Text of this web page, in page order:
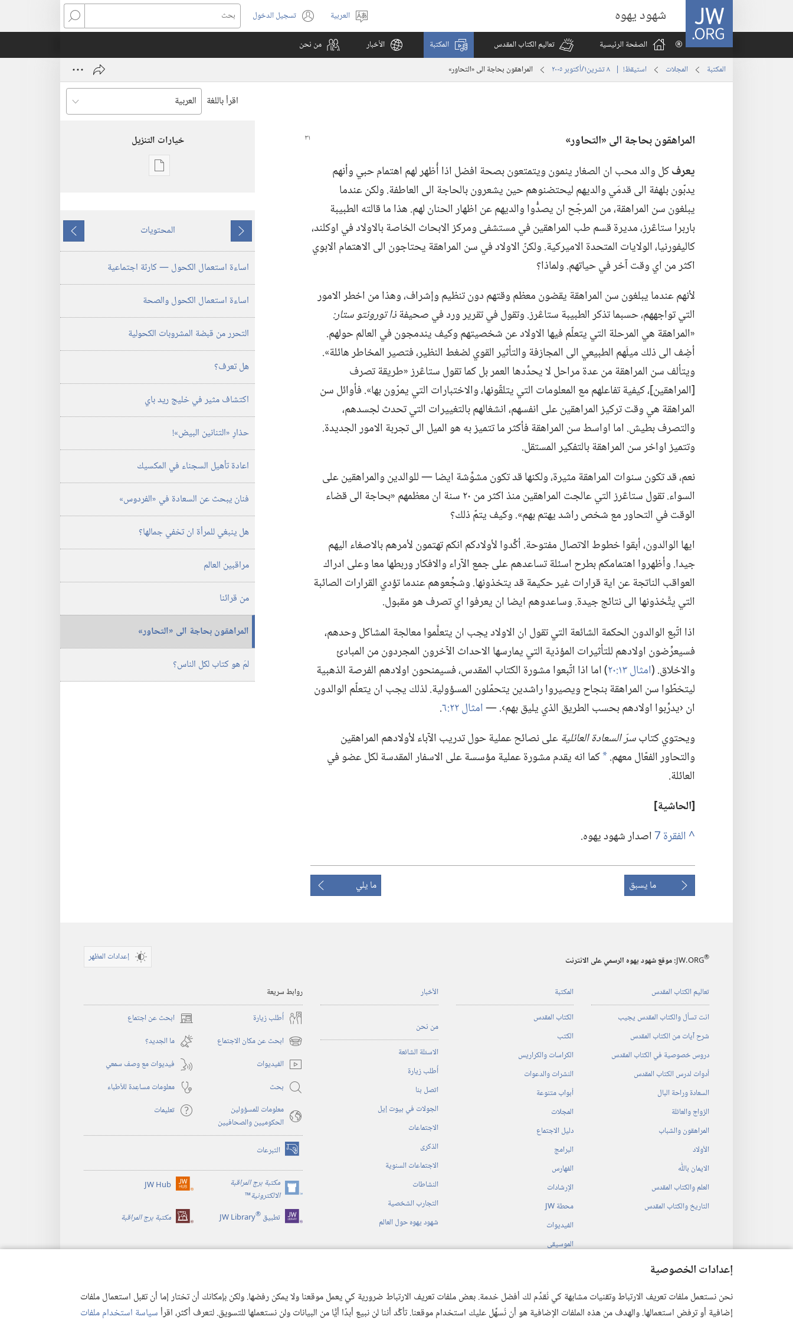
إعدادات الخصوصية
نحن نستعمل ملفات تعريف الارتباط وتقنيات مشابهة كي نُقدِّم لك أفضل خدمة. بعض ملفات تعريف الارتباط ضرورية كي يعمل موقعنا ولا يمكن رفضها. ولكن بإمكانك أن تختار إما أن تقبل استعمال ملفات
إضافية أو ترفض استعمالها. والهدف من هذه الملفات الإضافية هو أن نُسهِّل عليك استخدام موقعنا. تأكَّد أننا لن نبيع أبدًا أيًّا من البيانات ولن نستعملها للتسويق. لتعرف أكثر، اقرأسياسة استخدام ملفات
JW.ORG شهود يهوه
اختر
اللغة
العربية تسجيل الدخول
(يفتح
نافذة
بحث
الصفحة الرئيسية
تعاليم الكتاب المقدس المكتبة الأخبار من نحن
المكتبة المجلات استيقظ‏!‏ | ‏‎ ٨‏ ‏‎تشرين١/أكتوبر‏ ‎٢٠٠٥ المراهقون بحاجة الى «التحاور»‏
اقرأ باللغة
المراهقون بحاجة الى «التحاور»‏
يعرفكل والد محب ان الصغار ينمون ويتمتعون بصحة افضل اذا أُظهر لهم اهتمام حبي وأنهم
يدبّون بلهفة الى قدمَي والديهم ليحتضنوهم حين يشعرون بالحاجة الى العاطفة.‏ ولكن عندما
يبلغون سن المراهقة،‏ من المرجّح ان يصدُّوا والديهم عن اظهار الحنان لهم.‏ هذا ما قالته الطبيبة
باربرا ستاڠرز،‏ مديرة قسم طب المراهقين في مستشفى ومركز الابحاث الخاصة بالاولاد في اوكلند،‏
كاليفورنيا،‏ الولايات المتحدة الاميركية.‏ ولكنّ الاولاد في سن المراهقة يحتاجون الى الاهتمام الابوي
اكثر من اي وقت آخر في حياتهم.‏ ولماذا؟‏
لأنهم عندما يبلغون سن المراهقة يقضون معظم وقتهم دون تنظيم وإشراف،‏ وهذا من اخطر الامور
التي تواجههم،‏ حسبما تذكر الطبيبة ستاڠرز.‏ وتقول في تقرير ورد في صحيفةذا تورونتو ستار:‏
‏«المراهقة هي المرحلة التي يتعلّم فيها الاولاد عن شخصيتهم وكيف يندمجون في العالم حولهم.‏
أضِف الى ذلك ميلَهم الطبيعي الى المجازفة والتأثير القوي لضغط النظير،‏ فتصير المخاطر هائلة».‏
ويتألف سن المراهقة من عدة مراحل لا يحدِّدها العمر بل كما تقول ستاڠرز «طريقة تصرف
[المراهقين]،‏ كيفية تفاعلهم مع المعلومات التي يتلقّونها،‏ والاختبارات التي يمرّون بها».‏ فأوائل سن
المراهقة هي وقت تركيز المراهقين على انفسهم،‏ انشغالهم بالتغييرات التي تحدث لجسدهم،‏
والتصرف بطيش.‏ اما اواسط سن المراهقة فأكثر ما تتميز به هو الميل الى تجربة الامور الجديدة.‏
وتتميز اواخر سن المراهقة بالتفكير المستقل.‏
نعم،‏ قد تكون سنوات المراهقة مثيرة،‏ ولكنها قد تكون مشوِّشة ايضا —‏ للوالدين والمراهقين على
السواء.‏ تقول ستاڠرز التي عالجت المراهقين منذ اكثر من ٢٠ سنة ان معظمهم «بحاجة الى قضاء
الوقت في التحاور مع شخص راشد يهتم بهم».‏ وكيف يتمّ ذلك؟‏
ايها الوالدون،‏ أبقوا خطوط الاتصال مفتوحة.‏ أكِّدوا لأولادكم انكم تهتمون لأمرهم بالاصغاء اليهم
جيدا.‏ وأظهروا اهتمامكم بطرح اسئلة تساعدهم على جمع الآراء والافكار وربطها معا وعلى ادراك
العواقب الناتجة عن اية قرارات غير حكيمة قد يتخذونها.‏ وشجِّعوهم عندما تؤدي القرارات الصائبة
التي يتَّخذونها الى نتائج جيدة.‏ وساعدوهم ايضا ان يعرفوا اي تصرف هو مقبول.‏
اذا اتّبع الوالدون الحكمة الشائعة التي تقول ان الاولاد يجب ان يتعلَّموا معالجة المشاكل وحدهم،‏
فسيعرِّضون اولادهم للتأثيرات المؤذية التي يمارسها الاحداث الآخرون المجردون من المبادئ
والاخلاق.‏ (‏امثال ١٣:‏٢٠
‏)‏ اما اذا اتّبعوا مشورة الكتاب المقدس،‏ فسيمنحون اولادهم الفرصة الذهبية
ليتخطّوا سن المراهقة بنجاح ويصيروا راشدين يتحمّلون المسؤولية.‏ لذلك يجب ان يتعلّم الوالدون
ان ‹يدرِّبوا اولادهم بحسب الطريق الذي يليق بهم›.‏ —‏امثال ٢٢:‏٦
‏.‏
ويحتوي كتابسرّ السعادة العائليةعلى نصائح عملية حول تدريب الآباء لأولادهم المراهقين
والتحاور الفعّال معهم.‏ *كما انه يقدم مشورة عملية مؤسسة على الاسفار المقدسة لكل عضو في
العائلة.‏
‏[الحاشية]‏
^
اصدار شهود يهوه.‏
ما يسبق ما يلي
خيارات التنزيل
خيارات
٨‏ ‏‎تشرين١/
أكتوبر‏
‎٢٠٠٥
ما
يسبق
المحتويات
ما
يلي
اساءة استعمال الكحول —‏ كارثة اجتماعية
اساءة استعمال الكحول والصحة
التحرر من قبضة المشروبات الكحولية
هل تعرف؟‏
اكتشاف مثير في خليج ريد باي
حذارِ «التنانين البيض»!‏
اعادة تأهيل السجناء في المكسيك
فنان يبحث عن السعادة في «الفردوس»‏
هل ينبغي للمرأة ان تخفي جمالها؟‏
مراقبين العالم
من قرائنا
المراهقون بحاجة الى «التحاور»‏
لمَ هو كتاب لكل الناس؟‏
JW.ORG® :‏ موقع شهود يهوه الرسمي على الانترنت إعدادات المظهر
تعاليم الكتاب المقدس
انت تسأل والكتاب المقدس يجيب
شرح آيات من الكتاب المقدس
دروس خصوصية في الكتاب المقدس
أدوات لدرس الكتاب المقدس
السعادة وراحة البال
الزواج والعائلة
المراهقون والشباب
الأولاد
الايمان باللّٰه
العلم والكتاب المقدس
التاريخ والكتاب المقدس
المكتبة
الكتاب المقدس
الكتب
الكراسات والكراريس
النشرات والدعوات
أبواب متنوعة
المجلات
دليل الاجتماع
البرامج
الفهارس
الإرشادات
محطة‏ ‏JW
الفيديوات
الموسيقى
الأخبار
من نحن
الاسئلة الشائعة
أُطلب زيارة
اتصل بنا
الجولات في بيوت إيل
الاجتماعات
الذكرى
الاجتماعات السنوية
النشاطات
التجارب الشخصية
شهود يهوه حول العالم
روابط سريعة
أُطلب زيارة
ابحث عن اجتماع (يفتح
نافذة
جديدة)
ابحث عن مكان الاجتماع (يفتح
نافذة
جديدة)
ما الجديد؟‏
الفيديوات
فيديوات مع وصف سمعي
بحث
معلومات مساعِدة للأطباء
معلومات للمسؤولين
الحكوميين والصحافيين
تعليمات
التبرعات (يفتح
نافذة
جديدة) مكتبة برج المراقبة
الالكترونية™
(يفتح
نافذة
جديدة)
JW Hub (يفتح
جديدة)
تطبيق ®
JW Library مكتبة برج المراقبة